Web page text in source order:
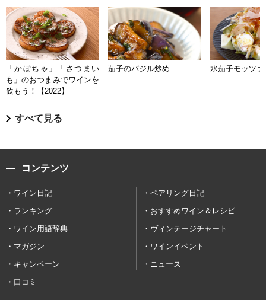
「かぼちゃ」「さつまい
も」のおつまみでワインを
飲もう！【2022】
茄子のバジル炒め 水茄子モッツァ
すべて見る
コンテンツ
ワイン日記
ペアリング日記
ランキング
おすすめワイン＆レシピ
ワイン用語辞典
ヴィンテージチャート
マガジン
ワインイベント
キャンペーン
ニュース
口コミ